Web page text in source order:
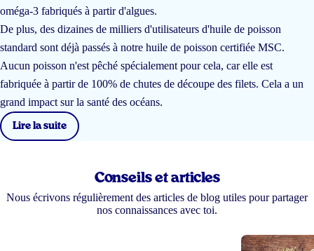
oméga-3 fabriqués à partir d'algues.
De plus, des dizaines de milliers d'utilisateurs d'huile de poisson
standard sont déjà passés à notre huile de poisson certifiée MSC.
Aucun poisson n'est pêché spécialement pour cela, car elle est
fabriquée à partir de 100% de chutes de découpe des filets. Cela a un
grand impact sur la santé des océans.
Lire la suite
Conseils et articles
Nous écrivons régulièrement des articles de blog utiles pour partager
nos connaissances avec toi.